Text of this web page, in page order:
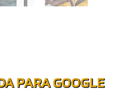
PARA GOOGLE